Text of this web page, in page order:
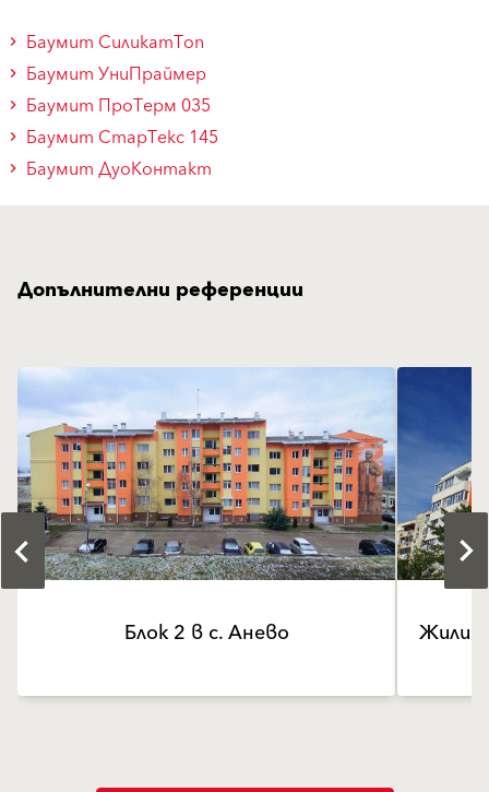
Баумит СиликатТоп
Баумит УниПраймер
Баумит ПроТерм 035
Баумит СтарТекс 145
Баумит ДуоКонтакт
Допълнителни референции
Блок 2 в с. Анево